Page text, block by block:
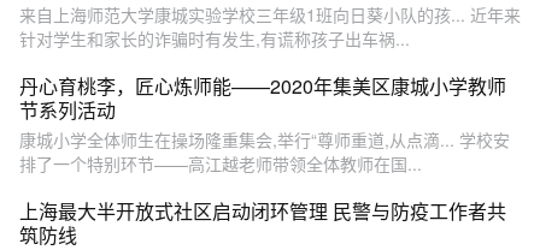
来自上海师范大学康城实验学校三年级1班向日葵小队的孩... 近年来
针对学生和家长的诈骗时有发生,有谎称孩子出车祸...
丹心育桃李，匠心炼师能——2020年集美区康城小学教师
节系列活动
康城小学全体师生在操场隆重集会,举行“尊师重道,从点滴... 学校安
排了一个特别环节——高江越老师带领全体教师在国...
上海最大半开放式社区启动闭环管理 民警与防疫工作者共
筑防线